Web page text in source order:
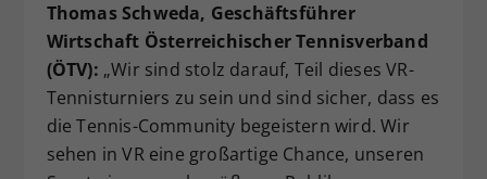
Thomas Schweda, Geschäftsführer
Wirtschaft Österreichischer Tennisverband
(ÖTV): „Wir sind stolz darauf, Teil dieses VR-
Tennisturniers zu sein und sind sicher, dass es
die Tennis-Community begeistern wird. Wir
sehen in VR eine großartige Chance, unseren